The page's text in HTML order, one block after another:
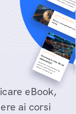
eBook,
ai corsi